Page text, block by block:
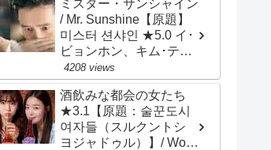
ミスター・サンシャイン
/ Mr. Sunshine【原題】
미스터 션샤인 ★5.0 イ･
ビョンホン、キム･テ
リ、ユ･ヨンソク、ピョ
ン･ヨハン、チョ･ウジ
ン、キム･ビョンチョ
ル、キム･サラン、ペ･ジ
ョンナム、チェ･ムソン
4208 views
酒飲みな都会の女たち
★3.1【原題：술꾼도시
여자들（スルクントシ
ヨジャドゥル）】/ Work